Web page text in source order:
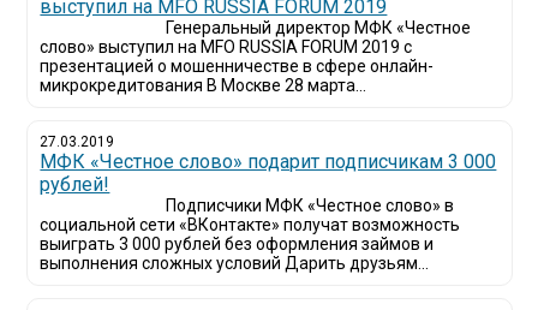
выступил на MFO RUSSIA FORUM 2019
Генеральный директор МФК «Честное
слово» выступил на MFO RUSSIA FORUM 2019 с
презентацией о мошенничестве в сфере онлайн-
микрокредитования В Москве 28 марта...
27.03.2019
МФК «Честное слово» подарит подписчикам 3 000
рублей!
Подписчики МФК «Честное слово» в
социальной сети «ВКонтакте» получат возможность
выиграть 3 000 рублей без оформления займов и
выполнения сложных условий Дарить друзьям...